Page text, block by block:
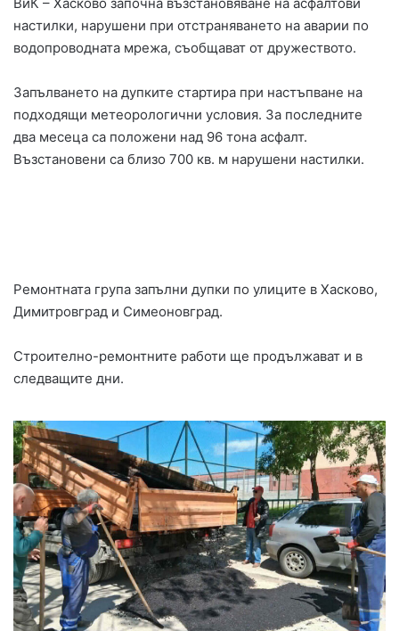
настилки, нарушени при отстраняването на аварии по
водопроводната мрежа, съобщават от дружеството.
Запълването на дупките стартира при настъпване на
подходящи метеорологични условия. За последните
два месеца са положени над 96 тона асфалт.
Възстановени са близо 700 кв. м нарушени настилки.
Ремонтната група запълни дупки по улиците в Хасково,
Димитровград и Симеоновград.
Строително-ремонтните работи ще продължават и в
следващите дни.